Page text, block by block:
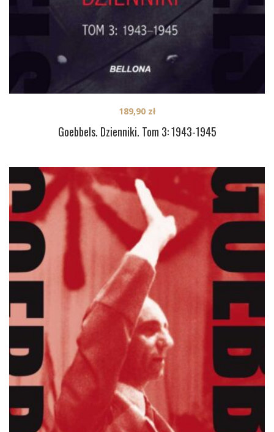
Goebbels. Dzienniki. Tom 3: 1943-1945
189,90 zł